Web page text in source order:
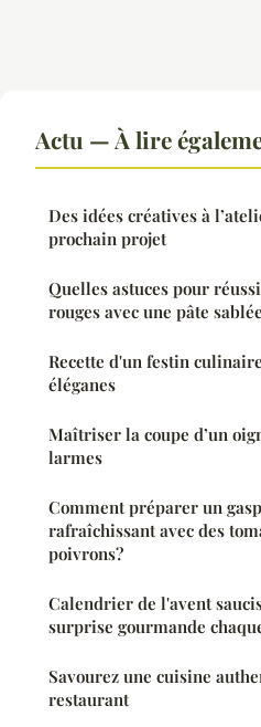
Actu — À lire
Des idées créatives à
prochain projet
Quelles astuces pour
rouges avec une pâte
Recette d'un festin
éléganes
Maîtriser la coupe d’un
larmes
Comment préparer un
rafraîchissant avec des
poivrons?
Calendrier de l'avent
surprise gourmande
Savourez une cuisine
restaurant